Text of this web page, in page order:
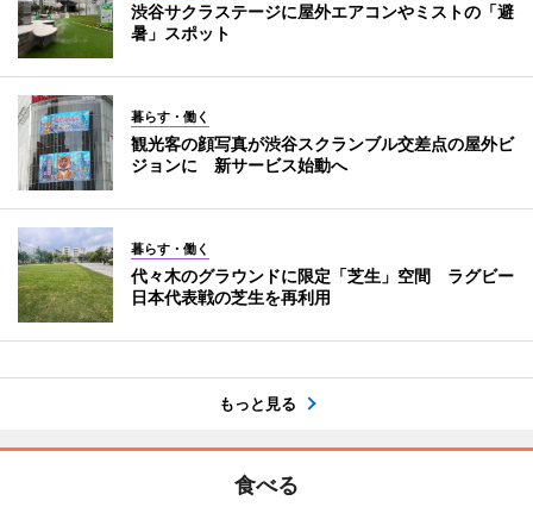
渋谷サクラステージに屋外エアコンやミストの「避
暑」スポット
暮らす・働く
観光客の顔写真が渋谷スクランブル交差点の屋外ビ
ジョンに 新サービス始動へ
暮らす・働く
代々木のグラウンドに限定「芝生」空間 ラグビー
日本代表戦の芝生を再利用
もっと見る
食べる